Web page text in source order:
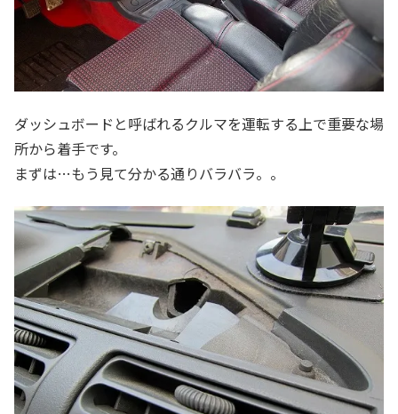
ダッシュボードと呼ばれるクルマを運転する上で重要な場
所から着手です。
まずは…もう見て分かる通りバラバラ。。